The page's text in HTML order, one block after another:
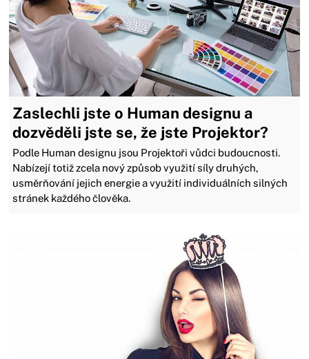
Zaslechli jste o Human designu a
dozvěděli jste se, že jste Projektor?
Podle Human designu jsou Projektoři vůdci budoucnosti.
Nabízejí totiž zcela nový způsob využití síly druhých,
usměrňování jejich energie a využití individuálních silných
stránek každého člověka.